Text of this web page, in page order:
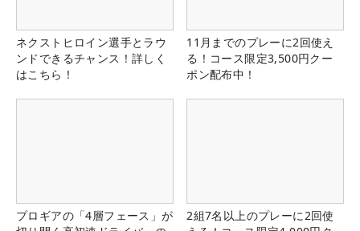
ネクストヒロイン選手とラウ
ンドできるチャンス！詳しく
はこちら！
11月までのプレーに2回使え
る！コース限定3,500円クー
ポン配布中！
プロギアの「4層フェース」が
2組7名以上のプレーに2回使